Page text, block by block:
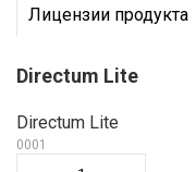
Лицензии продукта
Directum Lite
Directum Lite
0001